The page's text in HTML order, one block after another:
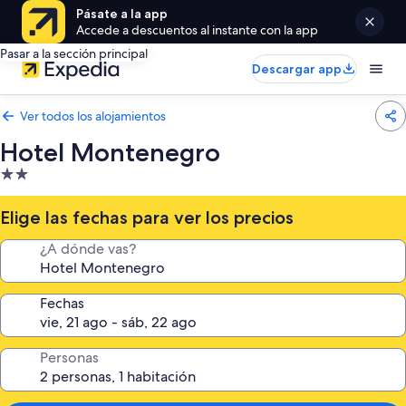
Pásate a la app
Accede a descuentos al instante con la app
Pasar a la sección principal
Descargar app
Ver todos los alojamientos
Hotel Montenegro
Alojamiento
de
2.0 estrellas
Elige las fechas para ver los precios
¿A dónde vas?
Fechas
Personas